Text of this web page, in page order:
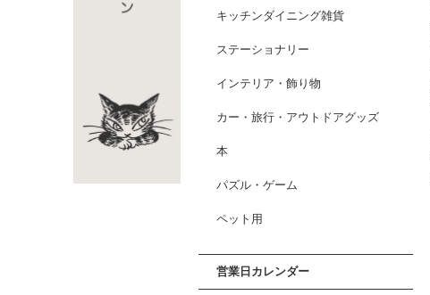
キッチンダイニング雑貨
ステーショナリー
インテリア・飾り物
カー・旅行・アウトドアグッズ
本
パズル・ゲーム
ペット用
営業日カレンダー